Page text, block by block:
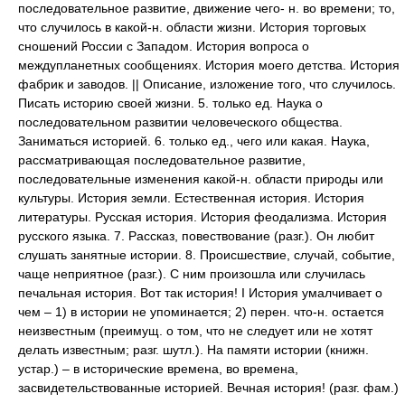
последовательное развитие, движение чего- н. во времени; то,
что случилось в какой-н. области жизни. История торговых
сношений России с Западом. История вопроса о
междупланетных сообщениях. История моего детства. История
фабрик и заводов. || Описание, изложение того, что случилось.
Писать историю своей жизни. 5. только ед. Наука о
последовательном развитии человеческого общества.
Заниматься историей. 6. только ед., чего или какая. Наука,
рассматривающая последовательное развитие,
последовательные изменения какой-н. области природы или
культуры. История земли. Естественная история. История
литературы. Русская история. История феодализма. История
русского языка. 7. Рассказ, повествование (разг.). Он любит
слушать занятные истории. 8. Происшествие, случай, событие,
чаще неприятное (разг.). С ним произошла или случилась
печальная история. Вот так история! І История умалчивает о
чем – 1) в истории не упоминается; 2) перен. что-н. остается
неизвестным (преимущ. о том, что не следует или не хотят
делать известным; разг. шутл.). На памяти истории (книжн.
устар.) – в исторические времена, во времена,
засвидетельствованные историей. Вечная история! (разг. фам.)